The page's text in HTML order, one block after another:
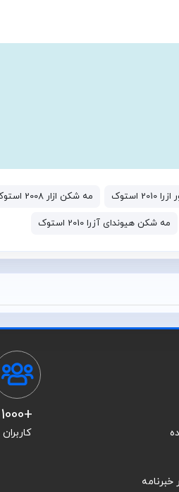
استوک مه شکن ازار 2008 استوک
مه شکن هیوندای آزرا 2010 استوک
+1000
کاربران